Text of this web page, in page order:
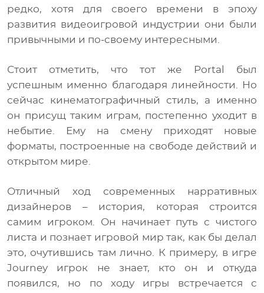
редко, хотя для своего времени в эпоху
развития видеоигровой индустрии они были
привычными и по-своему интересными.
Стоит отметить, что тот же Portal был
успешным именно благодаря линейности. Но
сейчас кинематографичный стиль, а именно
он присущ таким играм, постепенно уходит в
небытие. Ему на смену приходят новые
форматы, построенные на свободе действий и
открытом мире.
Отличный ход современных нарративных
дизайнеров – история, которая строится
самим игроком. Он начинает путь с чистого
листа и познает игровой мир так, как бы делал
это, очутившись там лично. К примеру, в игре
Journey игрок не знает, кто он и откуда
появился, но по ходу игры встречается с